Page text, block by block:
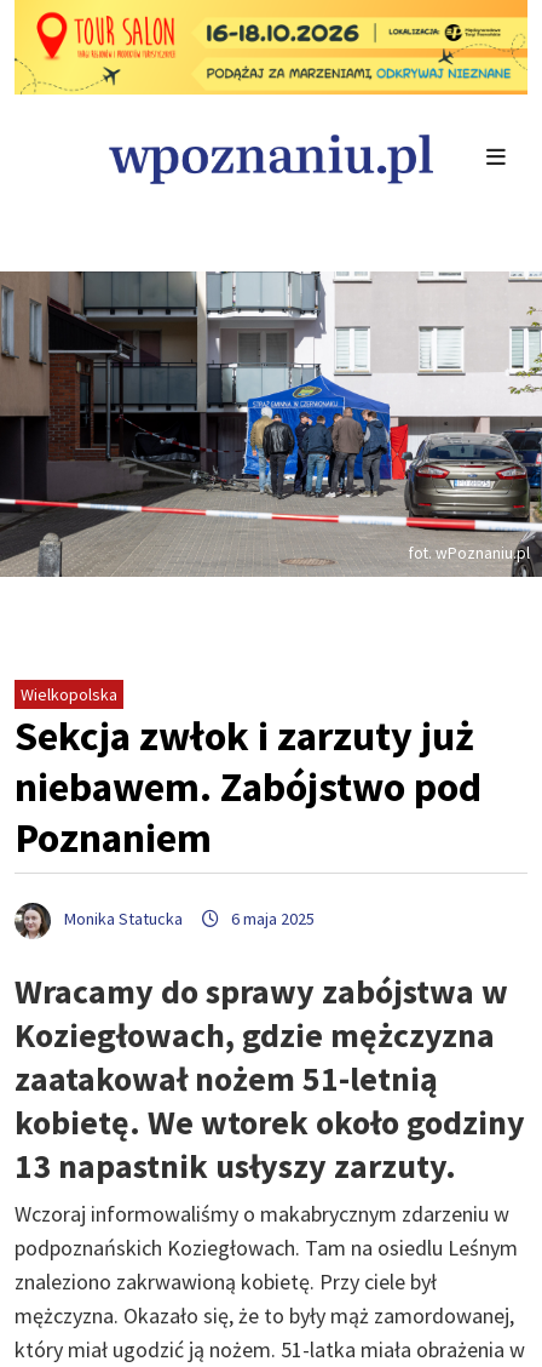
fot. wPoznaniu.pl
Wielkopolska
Sekcja zwłok i zarzuty już
niebawem. Zabójstwo pod
Poznaniem
Monika Statucka 6 maja 2025
Wracamy do sprawy zabójstwa w
Koziegłowach, gdzie mężczyzna
zaatakował nożem 51-letnią
kobietę. We wtorek około godziny
13 napastnik usłyszy zarzuty.
Wczoraj informowaliśmy o makabrycznym zdarzeniu w
podpoznańskich Koziegłowach. Tam na osiedlu Leśnym
znaleziono zakrwawioną kobietę. Przy ciele był
mężczyzna. Okazało się, że to były mąż zamordowanej,
który miał ugodzić ją nożem. 51-latka miała obrażenia w